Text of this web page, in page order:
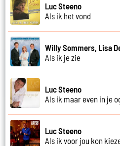
Luc Steeno
Als ik het vond
Willy Sommers, Lisa
Als ik je zie
Luc Steeno
Als ik maar even in je
Luc Steeno
Als ik voor jou kon